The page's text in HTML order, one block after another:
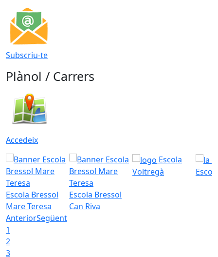
Subscriu-te
Plànol / Carrers
Accedeix
Escola Bressol
Mare Teresa
Escola Bressol
Can Riva
Escola
Voltregà
AnteriorSegüent
1
2
3